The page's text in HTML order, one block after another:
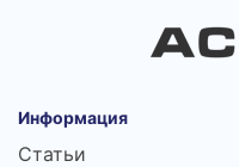
Информация
Статьи